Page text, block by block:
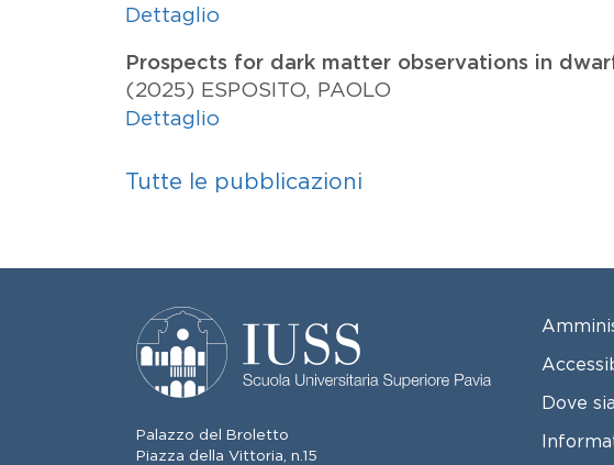
Dettaglio
Prospects for dark matter observations in
(2025) ESPOSITO, PAOLO
Dettaglio
Tutte le pubblicazioni
Palazzo del Broletto
Piazza della Vittoria, n.15
Dove